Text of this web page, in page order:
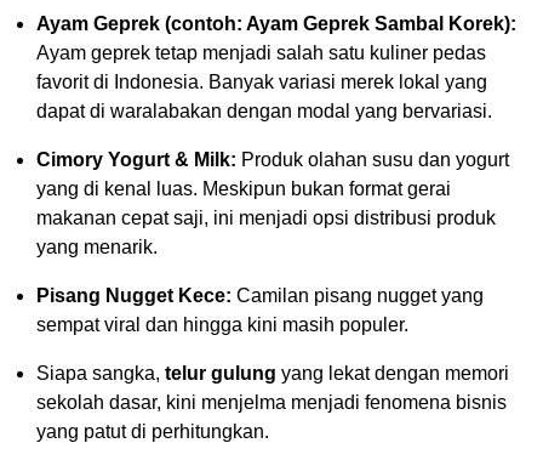
Ayam Geprek (contoh: Ayam Geprek Sambal Korek):
Ayam geprek tetap menjadi salah satu kuliner pedas
favorit di Indonesia. Banyak variasi merek lokal yang
dapat di waralabakan dengan modal yang bervariasi.
Cimory Yogurt & Milk: Produk olahan susu dan yogurt
yang di kenal luas. Meskipun bukan format gerai
makanan cepat saji, ini menjadi opsi distribusi produk
yang menarik.
Pisang Nugget Kece: Camilan pisang nugget yang
sempat viral dan hingga kini masih populer.
Siapa sangka, telur gulung yang lekat dengan memori
sekolah dasar, kini menjelma menjadi fenomena bisnis
yang patut di perhitungkan.